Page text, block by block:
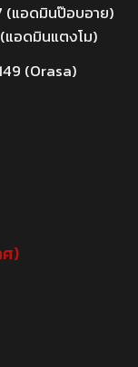
แอดมินป๊อบอาย)
อดมินแตงโม)
(Orasa)
ศ)